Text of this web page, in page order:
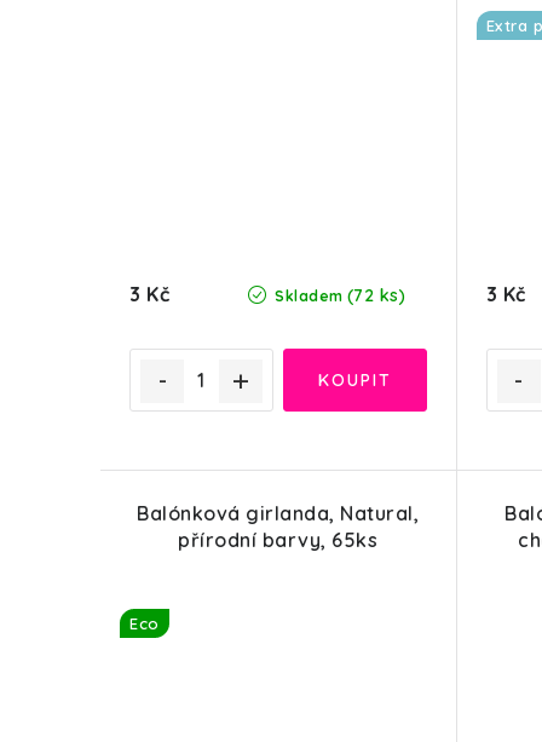
Skladem (72 ks)
3 Kč
Extra
3 Kč
Balónková girlanda, Natural,
přírodní barvy, 65ks
Eco